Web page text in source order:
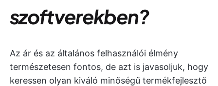
szoftverekben?
Az ár és az általános felhasználói élmény
természetesen fontos, de azt is javasoljuk, hogy
keressen olyan kiváló minőségű termékfejlesztő